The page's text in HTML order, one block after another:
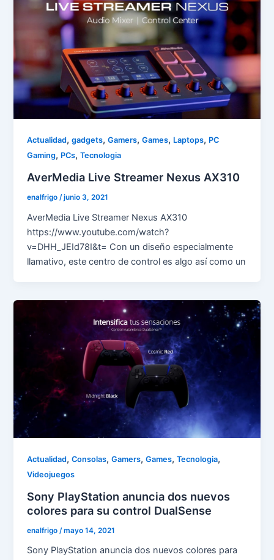
Actualidad,gadgets,Gamers,Games, Laptops, PC
Gaming, PCs,Tecnologia
AverMedia Live Streamer Nexus AX310
enalfrigo /junio 3, 2021
AverMedia Live Streamer Nexus AX310
https://www.youtube.com/watch?
v=DHH_JEId78I&t= Con un diseño especialmente
llamativo, este centro de control es algo así como un
Actualidad,Consolas,Gamers,Games,Tecnologia,
Videojuegos
Sony PlayStation anuncia dos nuevos
colores para su control DualSense
enalfrigo /mayo 14, 2021
Sony PlayStation anuncia dos nuevos colores para